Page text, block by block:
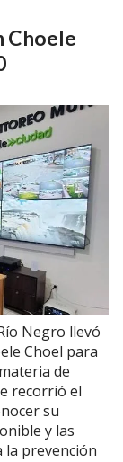
Choele
Negro llevó
Choel para
de
recorrió el
su
y las
la prevención